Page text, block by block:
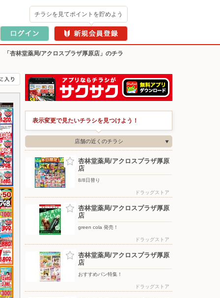
チラシを見てポイントを貯めよう
「杏林堂薬局/アクロスプラザ厚原店」のチラ
表示変更で見たいチラシを見つけよう！
店舗の近くのチラシ
杏林堂薬局/アクロスプラザ厚原
店
8/8日替り
ドラッグストア
杏林堂薬局/アクロスプラザ厚原
店
green cola 発売！
ドラッグストア
杏林堂薬局/アクロスプラザ厚原
店
おすすめパン特集！
ドラッグストア